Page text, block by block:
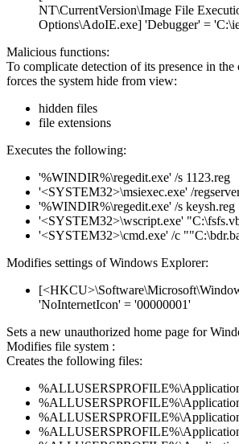
NT\CurrentVersion\Image File
Options\AdoIE.exe] 'Debugger' =
Malicious functions:
To complicate detection of its presence in the
forces the system hide from view:
hidden files
file extensions
Executes the following:
'%WINDIR%\regedit.exe' /s 1123.reg
'<SYSTEM32>\msiexec.exe' /
'%WINDIR%\regedit.exe' /s keysh.reg
'<SYSTEM32>\wscript.exe'
'<SYSTEM32>\cmd.exe' /c
Modifies settings of Windows Explorer:
'NoInternetIcon' = '00000001'
Sets a new unauthorized home page for
Modifies file system :
Creates the following files: